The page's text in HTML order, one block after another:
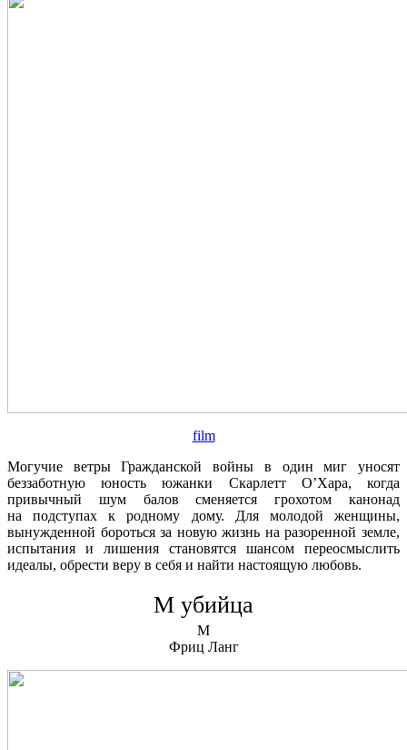
film
Могучие ветры Гражданской войны в один миг уносят
беззаботную юность южанки Скарлетт О’Хара, когда
привычный шум балов сменяется грохотом канонад
на подступах к родному дому. Для молодой женщины,
вынужденной бороться за новую жизнь на разоренной земле,
испытания и лишения становятся шансом переосмыслить
идеалы, обрести веру в себя и найти настоящую любовь.
М убийца
M
Фриц Ланг